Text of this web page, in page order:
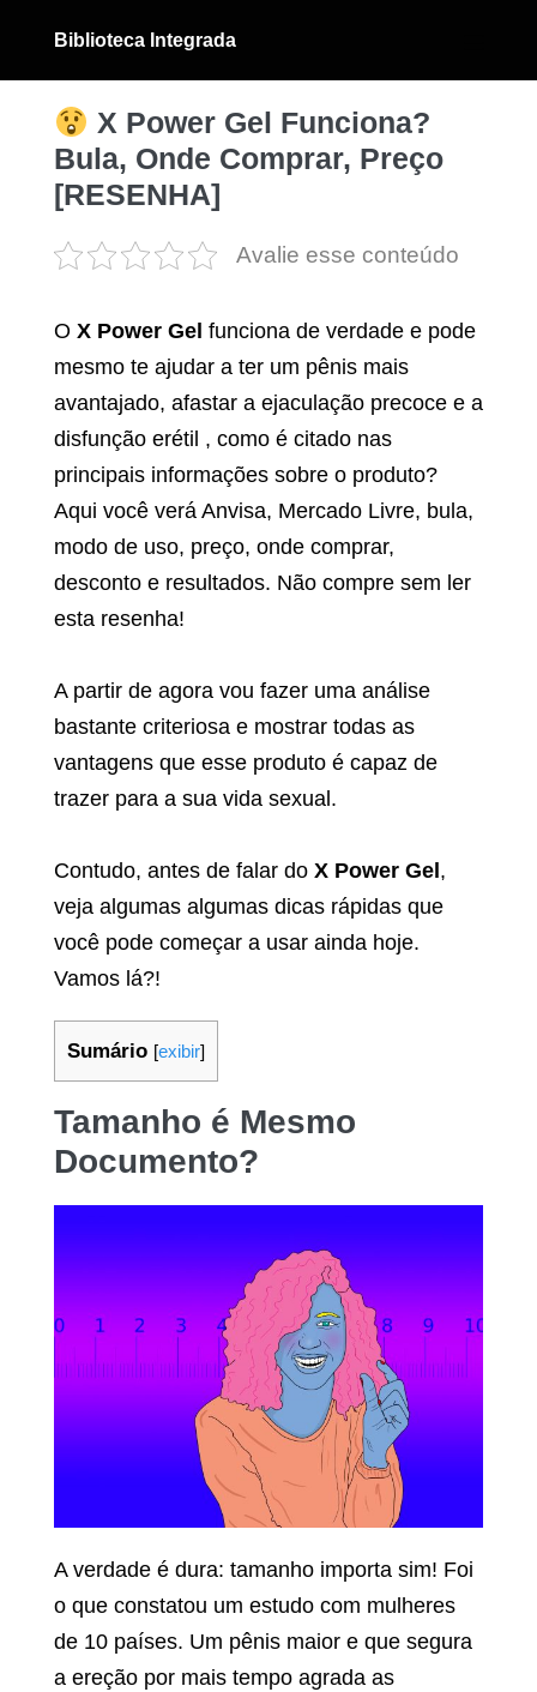
o
conteúdo
Biblioteca Integrada
menu
X Power Gel Funciona?
Bula, Onde Comprar, Preço
[RESENHA]
Avalie esse conteúdo
O X Power Gel funciona de verdade e pode
mesmo te ajudar a ter um pênis mais
avantajado, afastar a ejaculação precoce e a
disfunção erétil , como é citado nas
principais informações sobre o produto?
Aqui você verá Anvisa, Mercado Livre, bula,
modo de uso, preço, onde comprar,
desconto e resultados. Não compre sem ler
esta resenha!
A partir de agora vou fazer uma análise
bastante criteriosa e mostrar todas as
vantagens que esse produto é capaz de
trazer para a sua vida sexual.
Contudo, antes de falar do X Power Gel ,
veja algumas algumas dicas rápidas que
você pode começar a usar ainda hoje.
Vamos lá?!
Sumário [exibir]
Tamanho é Mesmo
Documento?
A verdade é dura: tamanho importa sim! Foi
o que constatou um estudo com mulheres
de 10 países. Um pênis maior e que segura
a ereção por mais tempo agrada as